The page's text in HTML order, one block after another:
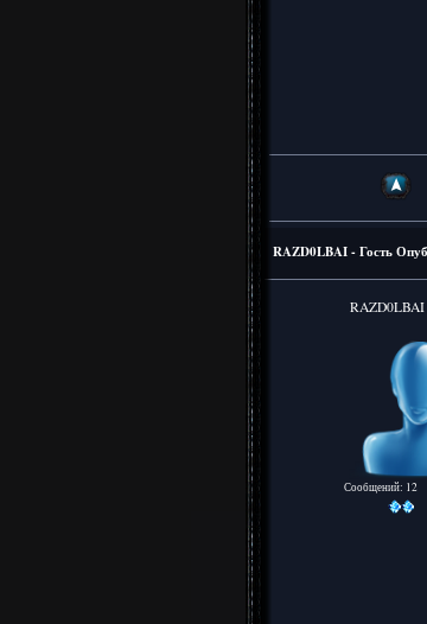
RAZD0LBAI - Гость
RAZD0LBAI
Сообщений: 12